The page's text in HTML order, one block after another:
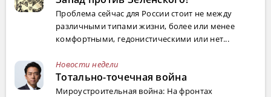
Проблема сейчас для России стоит не между
различными типами жизни, более или менее
комфортными, гедонистическими или нет...
Новости недели
Тотально-точечная война
Мироустроительная война: На фронтах